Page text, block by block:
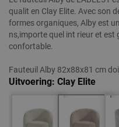
qualit en Clay Elite. Avec son
formes organiques, Alby est
ns,importe quel int rieur et
confortable.
Fauteuil Alby 82x88x81 cm
Uitvoering Clay Elite